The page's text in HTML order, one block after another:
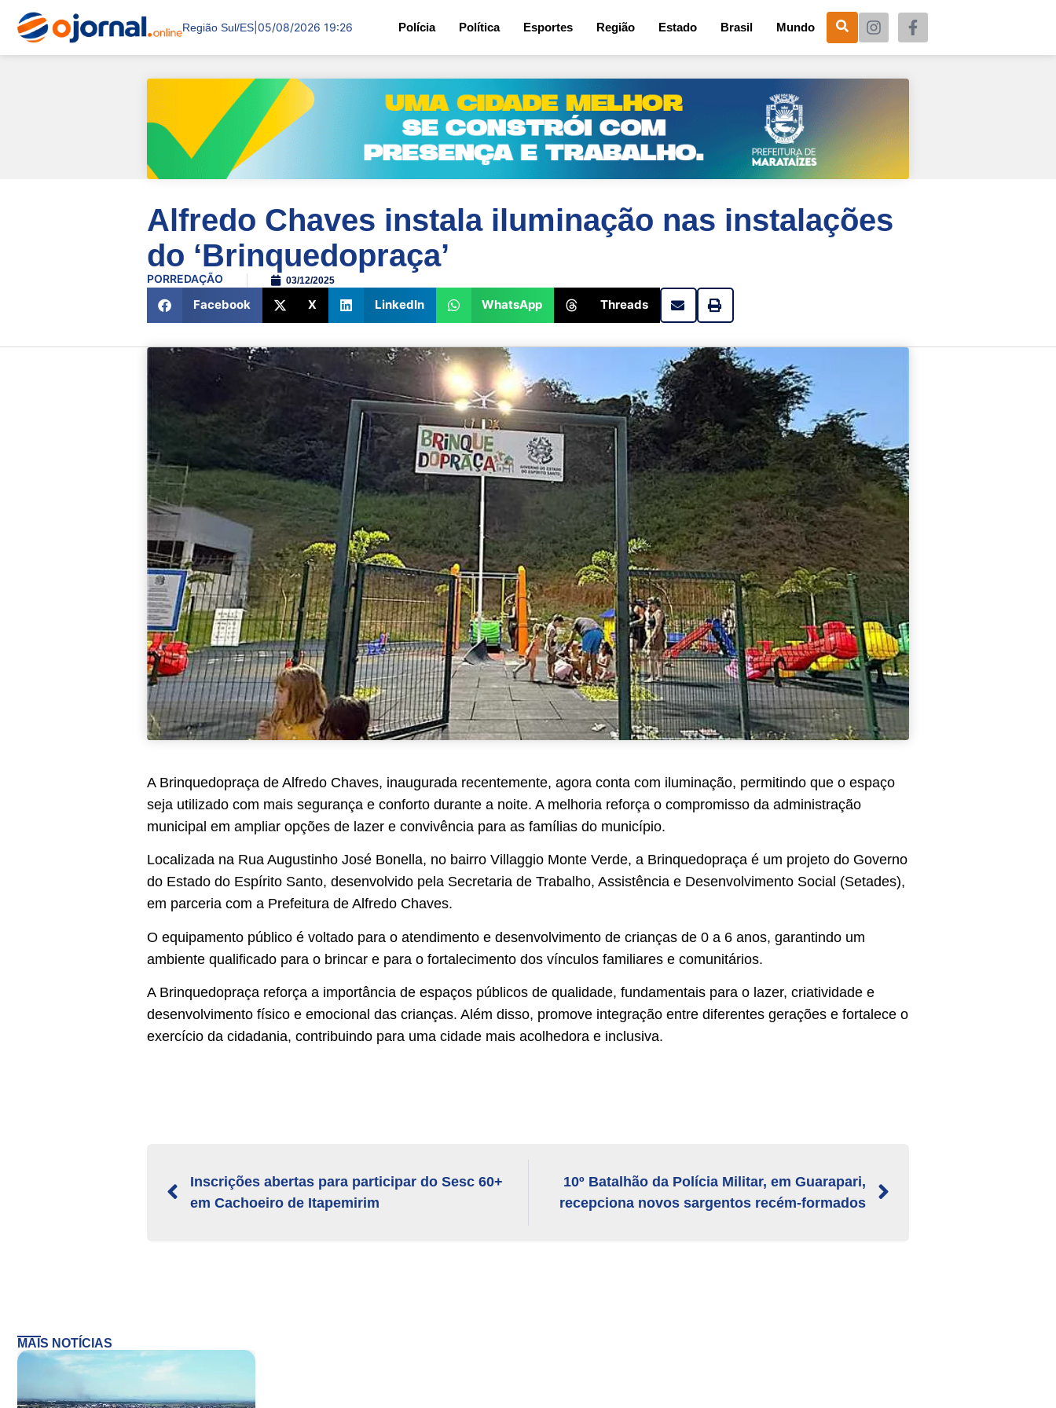
Região Sul/ES 05/08/2026 19:26 Polícia Política Esportes Região Estado Brasil Mundo
Alfredo Chaves instala iluminação nas instalações
do ‘Brinquedopraça’
PORREDAÇÃO 03/12/2025
Facebook X LinkedIn WhatsApp Threads
A Brinquedopraça de Alfredo Chaves, inaugurada recentemente, agora conta com iluminação, permitindo que o espaço
seja utilizado com mais segurança e conforto durante a noite. A melhoria reforça o compromisso da administração
municipal em ampliar opções de lazer e convivência para as famílias do município.
Localizada na Rua Augustinho José Bonella, no bairro Villaggio Monte Verde, a Brinquedopraça é um projeto do Governo
do Estado do Espírito Santo, desenvolvido pela Secretaria de Trabalho, Assistência e Desenvolvimento Social (Setades),
em parceria com a Prefeitura de Alfredo Chaves.
O equipamento público é voltado para o atendimento e desenvolvimento de crianças de 0 a 6 anos, garantindo um
ambiente qualificado para o brincar e para o fortalecimento dos vínculos familiares e comunitários.
A Brinquedopraça reforça a importância de espaços públicos de qualidade, fundamentais para o lazer, criatividade e
desenvolvimento físico e emocional das crianças. Além disso, promove integração entre diferentes gerações e fortalece o
exercício da cidadania, contribuindo para uma cidade mais acolhedora e inclusiva.
Inscrições abertas para participar do Sesc 60+
em Cachoeiro de Itapemirim
10º Batalhão da Polícia Militar, em Guarapari,
recepciona novos sargentos recém-formados
MAIS NOTÍCIAS